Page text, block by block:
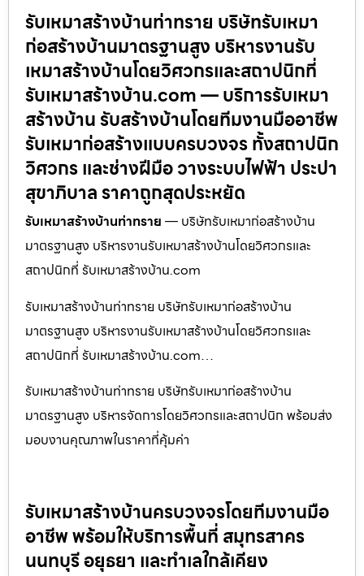
รับเหมาสร้างบ้านท่าทราย บริษัทรับเหมา
ก่อสร้างบ้านมาตรฐานสูง บริหารงานรับ
เหมาสร้างบ้านโดยวิศวกรและสถาปนิกที่
รับเหมาสร้างบ้าน.com — บริการรับเหมา
สร้างบ้าน รับสร้างบ้านโดยทีมงานมืออาชีพ
รับเหมาก่อสร้างแบบครบวงจร ทั้งสถาปนิก
วิศวกร และช่างฝีมือ วางระบบไฟฟ้า ประปา
สุขาภิบาล ราคาถูกสุดประหยัด
รับเหมาสร้างบ้านท่าทราย — บริษัทรับเหมาก่อสร้างบ้าน
มาตรฐานสูง บริหารงานรับเหมาสร้างบ้านโดยวิศวกรและ
สถาปนิกที่ รับเหมาสร้างบ้าน.com
รับเหมาสร้างบ้านท่าทราย บริษัทรับเหมาก่อสร้างบ้าน
มาตรฐานสูง บริหารงานรับเหมาสร้างบ้านโดยวิศวกรและ
สถาปนิกที่ รับเหมาสร้างบ้าน.com…
รับเหมาสร้างบ้านท่าทราย บริษัทรับเหมาก่อสร้างบ้าน
มาตรฐานสูง บริหารจัดการโดยวิศวกรและสถาปนิก พร้อมส่ง
มอบงานคุณภาพในราคาที่คุ้มค่า
รับเหมาสร้างบ้านครบวงจรโดยทีมงานมือ
อาชีพ พร้อมให้บริการพื้นที่ สมุทรสาคร
นนทบุรี อยุธยา และทำเลใกล้เคียง